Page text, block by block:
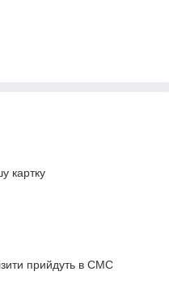
картку
прийдуть в СМС